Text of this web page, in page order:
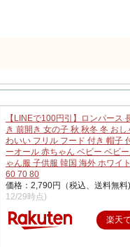
【LINEで100円引】ロンパース
き 前開き 女の子 秋 秋冬 冬 おし
わいい フリル フード 付き 帽子
ーオール 赤ちゃん ベビー ベビ
ゃん服 子供服 韓国 海外 ホワイ
60 70 80
価格：2,790円（税込、送料無料)
12/29時点)
楽天